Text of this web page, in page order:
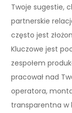
Twoje sugestie,
partnerskie
często jest
Kluczowe jest
zespołem
pracował nad
operatora,
transparentna w